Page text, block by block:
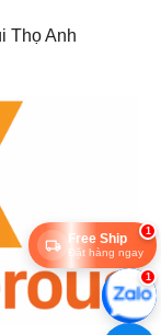
Thọ Anh
1
Free Ship
Đặt hàng ngay
1